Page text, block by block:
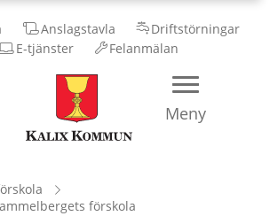
Anslagstavla
Driftstörningar
E-tjänster
Felanmälan
Kalix
Kommun
Meny
förskola